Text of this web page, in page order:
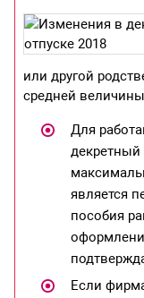
или другой
средней
Для
декретный
является
пособия
Если